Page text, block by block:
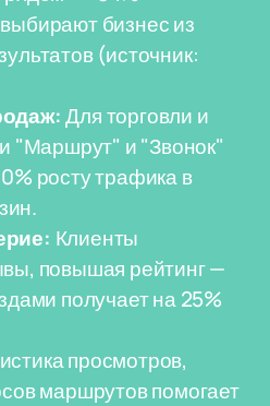
бизнес из
(источник:
Для торговли и
"Маршрут" и "Звонок"
росту трафика в
Клиенты
повышая рейтинг —
получает на 25%
просмотров,
маршрутов помогает